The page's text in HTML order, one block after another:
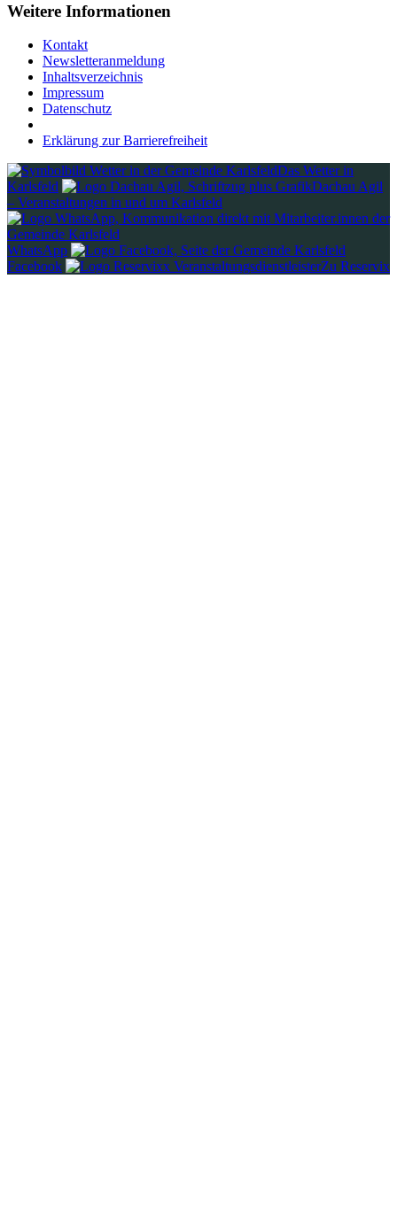
Weitere Informationen
Kontakt
Newsletteranmeldung
Inhaltsverzeichnis
Impressum
Datenschutz
Erklärung zur Barrierefreiheit
Das Wetter in
Karlsfeld
Dachau Agil
– Veranstaltungen in und um Karlsfeld
WhatsApp
Facebook
Zu Reservix